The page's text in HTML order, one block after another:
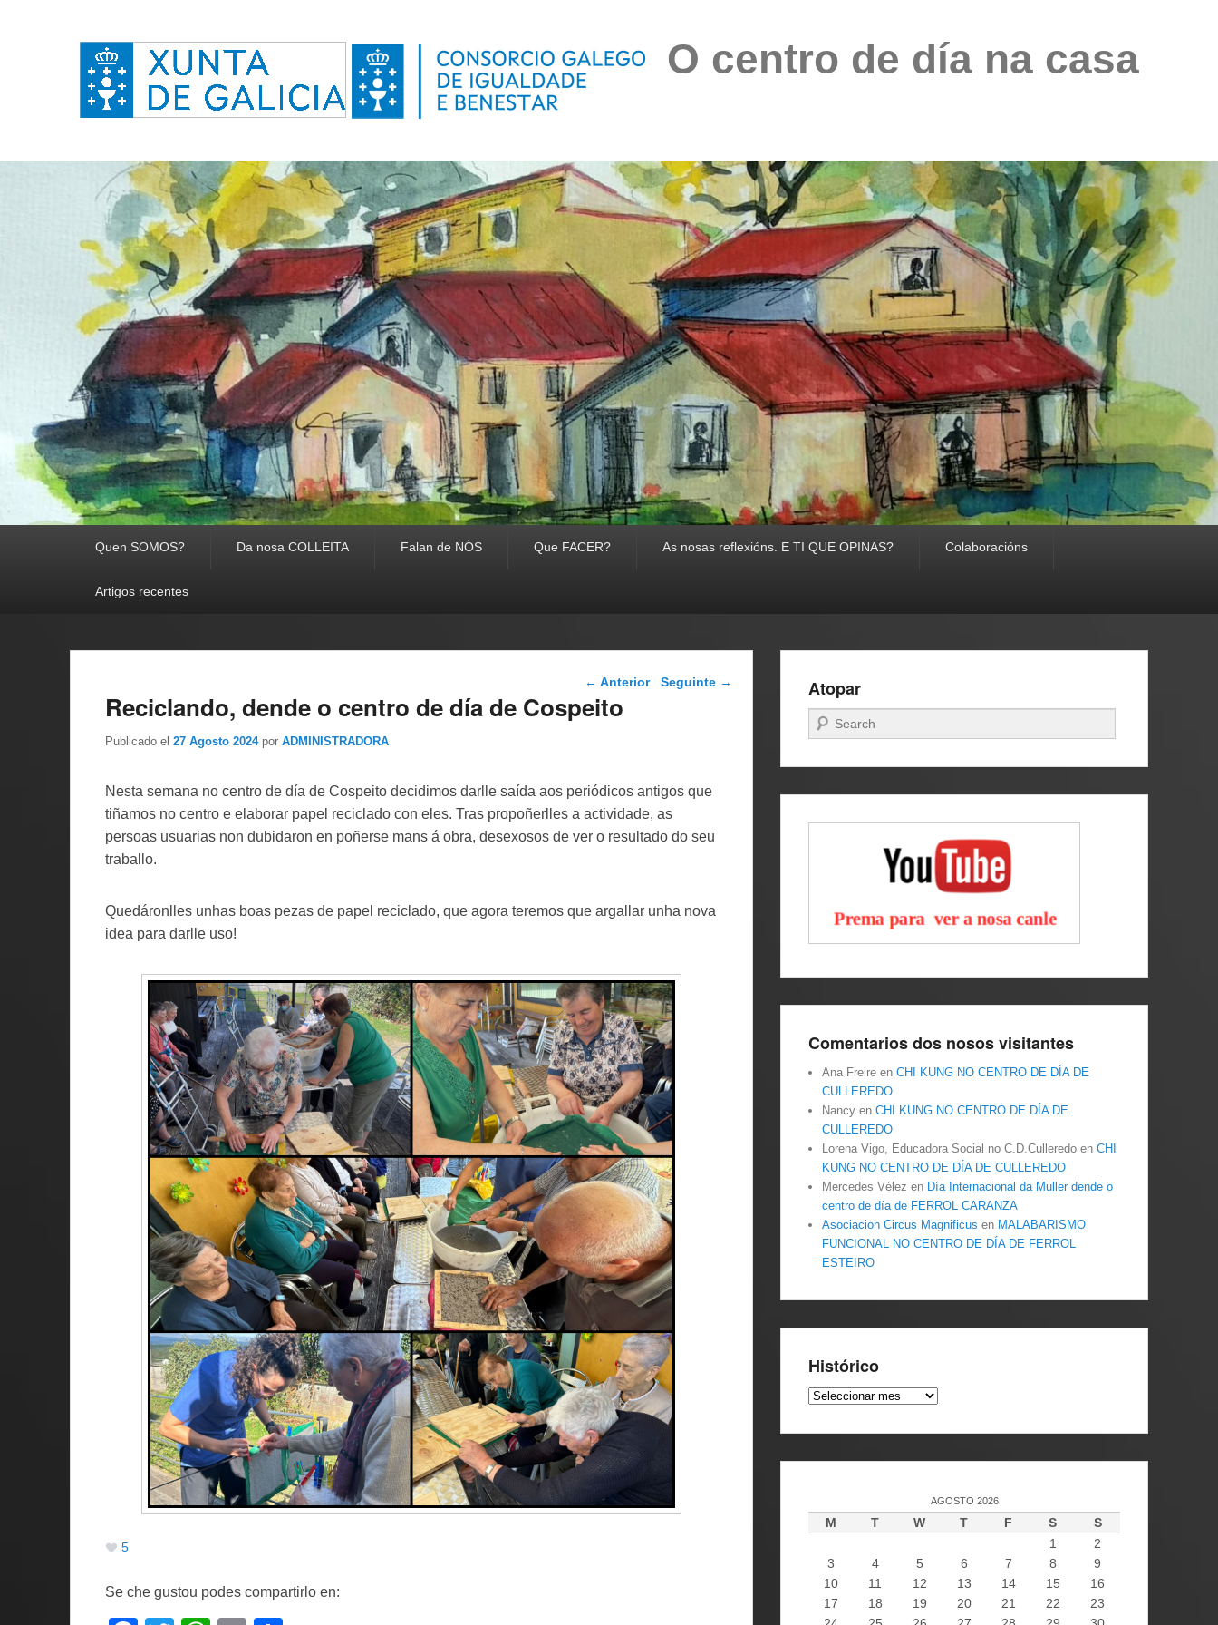
O centro de día na casa
Quen SOMOS? Da nosa COLLEITA Falan de NÓS Que FACER? As nosas reflexións. E TI QUE OPINAS? Colaboracións
Artigos recentes
Navegador de artigos
← Anterior Seguinte →
Reciclando, dende o centro de día de Cospeito
Publicado el 27 Agosto 2024 por ADMINISTRADORA
Nesta semana no centro de día de Cospeito decidimos darlle saída aos periódicos antigos que
tiñamos no centro e elaborar papel reciclado con eles. Tras propoñerlles a actividade, as
persoas usuarias non dubidaron en poñerse mans á obra, desexosos de ver o resultado do seu
traballo.
Quedáronlles unhas boas pezas de papel reciclado, que agora teremos que argallar unha nova
idea para darlle uso!
5
Se che gustou podes compartirlo en:
Atopar
Buscar
Comentarios dos nosos visitantes
Ana Freire en CHI KUNG NO CENTRO DE DÍA DE
CULLEREDO
Nancy en CHI KUNG NO CENTRO DE DÍA DE
CULLEREDO
Lorena Vigo, Educadora Social no C.D.Culleredo en CHI
KUNG NO CENTRO DE DÍA DE CULLEREDO
Mercedes Vélez en Día Internacional da Muller dende o
centro de día de FERROL CARANZA
Asociacion Circus Magnificus en MALABARISMO
FUNCIONAL NO CENTRO DE DÍA DE FERROL
ESTEIRO
Histórico
Histórico
AGOSTO 2026
M T W T F S
S
1
2
3
4 5 6 7 8
9
10
11 12 13 14 15
16
17
18 19 20 21 22
23